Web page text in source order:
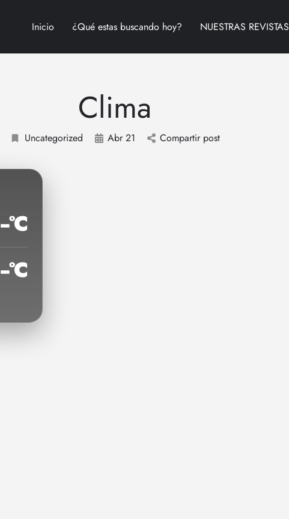
Inicio ¿Qué estas buscando hoy? NUESTRAS REVISTAS
Clima
Uncategorized Abr 21 Compartir post
--°C
--°C